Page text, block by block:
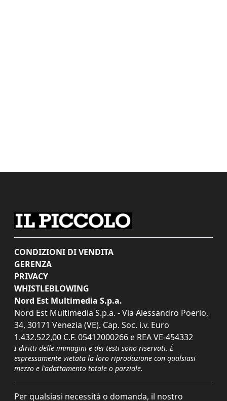
CONDIZIONI DI VENDITA
GERENZA
PRIVACY
WHISTLEBLOWING
Nord Est Multimedia S.p.a.
Nord Est Multimedia S.p.a. - Via Alessandro Poerio,
34, 30171 Venezia (VE). Cap. Soc. i.v. Euro
1.432.522,00 C.F. 05412000266 e REA VE-454332
I diritti delle immagini e dei testi sono riservati. È
espressamente vietata la loro riproduzione con qualsiasi
mezzo e l'adattamento totale o parziale.
Per qualsiasi necessità o domanda, il nostro